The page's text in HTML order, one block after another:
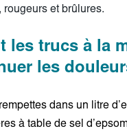
et brûlures.
les trucs à la
les
dans un litre
à table de sel